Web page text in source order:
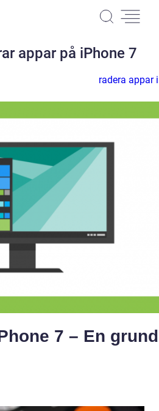
appar på iPhone 7
radera appar
7 – En